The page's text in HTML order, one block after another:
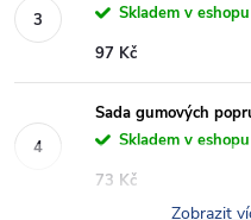
Skladem v eshopu
97 Kč
Sada gumových
Skladem v eshopu
73 Kč
Zobrazit